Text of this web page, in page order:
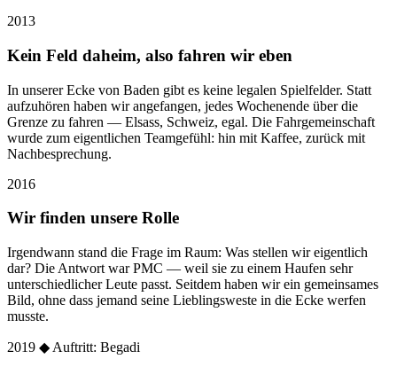
2013
Kein Feld daheim, also fahren wir eben
In unserer Ecke von Baden gibt es keine legalen Spielfelder. Statt
aufzuhören haben wir angefangen, jedes Wochenende über die
Grenze zu fahren — Elsass, Schweiz, egal. Die Fahrgemeinschaft
wurde zum eigentlichen Teamgefühl: hin mit Kaffee, zurück mit
Nachbesprechung.
2016
Wir finden unsere Rolle
Irgendwann stand die Frage im Raum: Was stellen wir eigentlich
dar? Die Antwort war PMC — weil sie zu einem Haufen sehr
unterschiedlicher Leute passt. Seitdem haben wir ein gemeinsames
Bild, ohne dass jemand seine Lieblingsweste in die Ecke werfen
musste.
2019 ◆ Auftritt: Begadi